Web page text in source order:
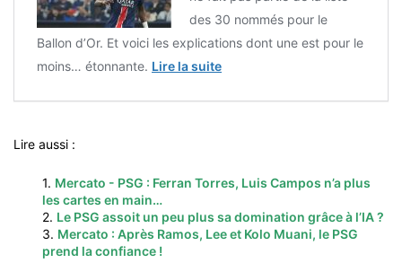
des 30 nommés pour le
Ballon d’Or. Et voici les explications dont une est pour le
moins… étonnante. Lire la suite
Lire aussi :
1. Mercato - PSG : Ferran Torres, Luis Campos n’a plus
les cartes en main…
2. Le PSG assoit un peu plus sa domination grâce à l’IA ?
3. Mercato : Après Ramos, Lee et Kolo Muani, le PSG
prend la confiance !